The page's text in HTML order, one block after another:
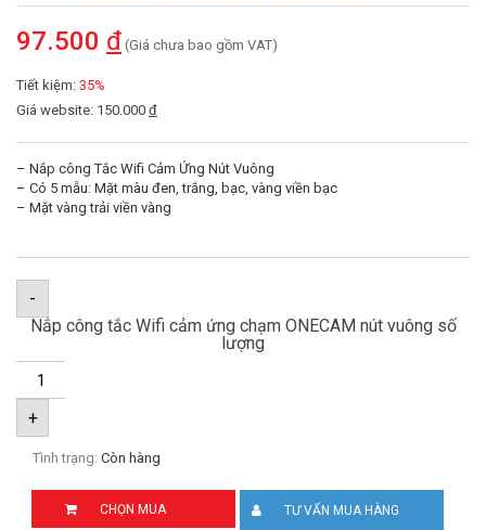
97.500 đ (Giá chưa bao gồm VAT)
Tiết kiệm: 35%
Giá website: 150.000 đ
– Nắp công Tắc Wifi Cảm Ứng Nút Vuông
– Có 5 mẫu: Mặt màu đen, trắng, bạc, vàng viền bạc
– Mặt vàng trải viền vàng
-
Nắp công tắc Wifi cảm ứng chạm ONECAM nút vuông số
lượng
+
Tình trạng: Còn hàng
CHỌN MUA TƯ VẤN MUA HÀNG